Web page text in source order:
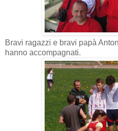
Bravi ragazzi e bravi papà
hanno accompagnati.